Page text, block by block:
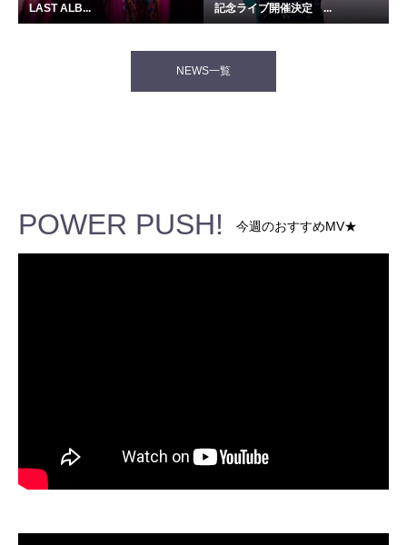
LAST ALB... 記念ライブ開催決定 ...
NEWS一覧
POWER PUSH! 今週のおすすめMV★